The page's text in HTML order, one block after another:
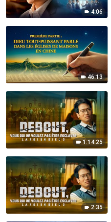
4:06
46:13
1:14:25
2:35